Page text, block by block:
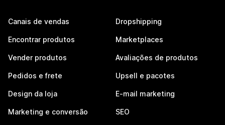
Canais de vendas
Encontrar produtos
Vender produtos
Pedidos e frete
Design da loja
Marketing e conversão
Dropshipping
Marketplaces
Avaliações de produtos
Upsell e pacotes
E-mail marketing
SEO